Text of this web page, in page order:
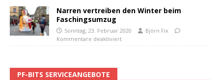
Narren vertreiben den Winter beim
Faschingsumzug
Sonntag, 23. Februar 2020
Björn Fix
Kommentare deaktiviert
PF-BITS SERVICEANGEBOTE